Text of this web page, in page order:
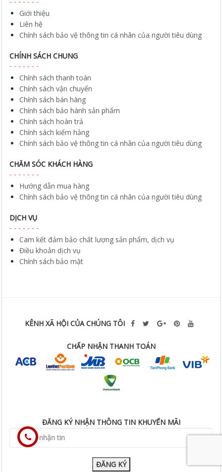
Chính sách bảo vệ thông tin cá nhân của người tiêu dùng
CHÍNH SÁCH CHUNG
Chính sách vận chuyển
Chính sách bán hàng
Chính sách bảo hành sản phẩm
Chính sách hoàn trả
Chính sách kiểm hảng
Chính sách bảo vệ thông tin cá nhân của người tiêu dùng
CHĂM SÓC KHÁCH HÀNG
Chính sách bảo vệ thông tin cá nhân của người tiêu dùng
DỊCH VỤ
Điều khoản dịch vụ
Chính sách bảo mật
CHẤP NHẬN THANH TOÁN
ĐĂNG KÝ NHẬN THÔNG TIN KHUYẾN MÃI
Giấy phép kinh doanh số 0106479569 cấp ngày 12/3/2014
Bản quyền thuộc về Công Ty TNHH Sản Xuất và Thương Mại ATL